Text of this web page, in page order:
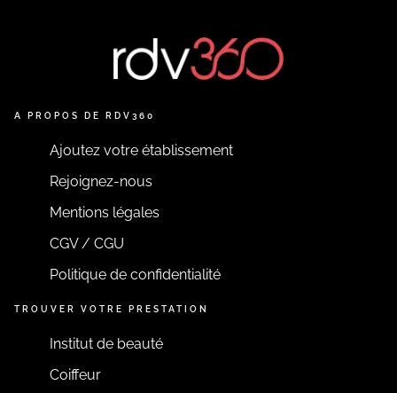
A PROPOS DE RDV360
Ajoutez votre établissement
Rejoignez-nous
Mentions légales
CGV / CGU
Politique de confidentialité
TROUVER VOTRE PRESTATION
Institut de beauté
Coiffeur